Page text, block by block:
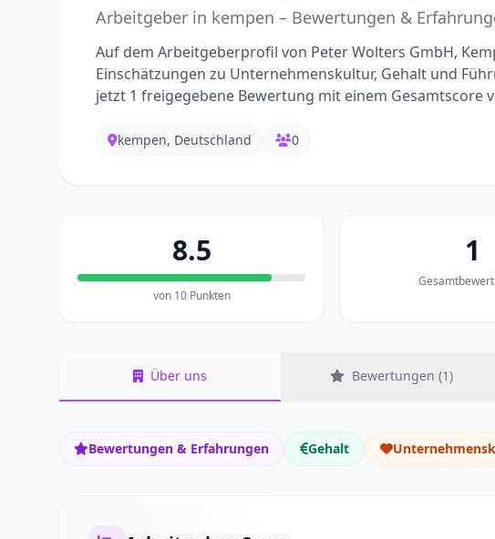
Arbeitgeber in kempen – Bewertungen &
Auf dem Arbeitgeberprofil von Peter Wolters GmbH,
Einschätzungen zu Unternehmenskultur, Gehalt und
jetzt 1 freigegebene Bewertung mit einem Gesamtscore
kempen, Deutschland 0
8.5
von 10 Punkten
1
Über uns Bewertungen (1)
Bewertungen & Erfahrungen Gehalt